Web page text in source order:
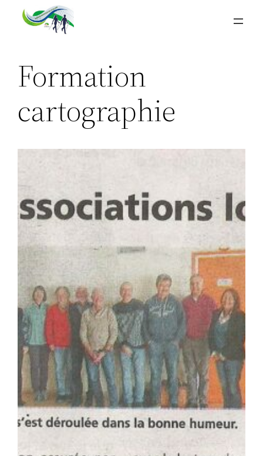
Aller
Formation
cartographie